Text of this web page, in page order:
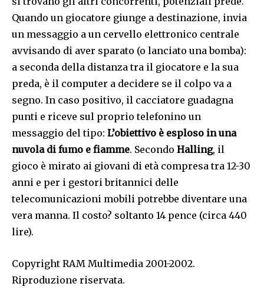
Quando un giocatore giunge a destinazione, invia
un messaggio a un cervello elettronico centrale
avvisando di aver sparato (o lanciato una bomba):
a seconda della distanza tra il giocatore e la sua
preda, è il computer a decidere se il colpo va a
segno. In caso positivo, il cacciatore guadagna
punti e riceve sul proprio telefonino un
messaggio del tipo: L’obiettivo è esploso in una
nuvola di fumo e fiamme. Secondo Halling, il
gioco è mirato ai giovani di età compresa tra 12-30
anni e per i gestori britannici delle
telecomunicazioni mobili potrebbe diventare una
vera manna. Il costo? soltanto 14 pence (circa 440
lire).
Copyright RAM Multimedia 2001-2002.
Riproduzione riservata.